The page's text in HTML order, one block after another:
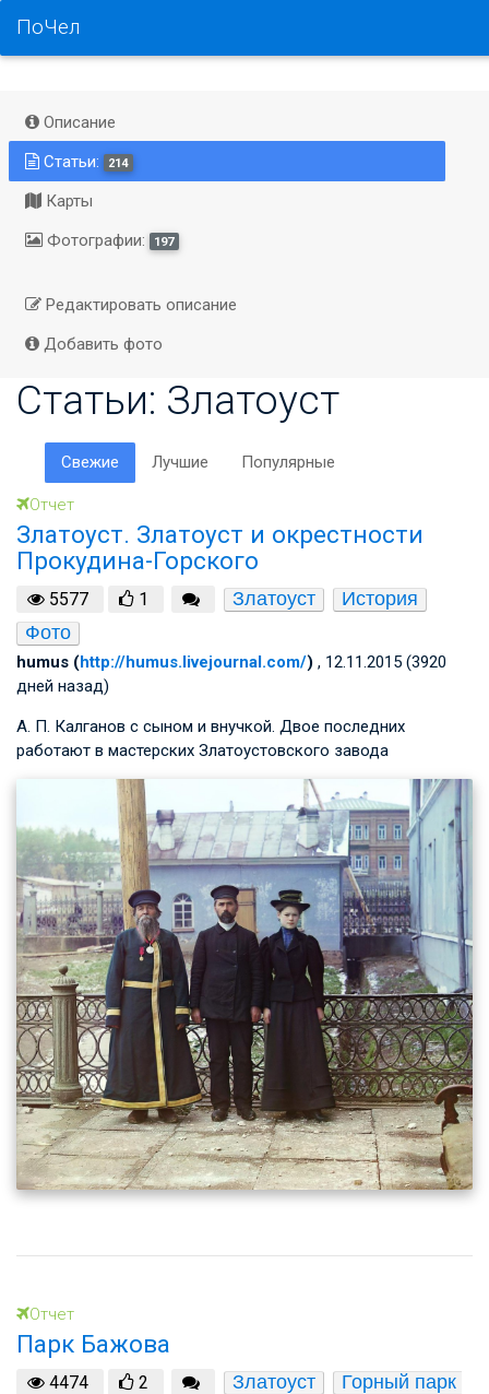
ПоЧел
Описание
Статьи:
214
Карты
Фотографии:
197
Редактировать описание
Добавить фото
Статьи: Златоуст
Свежие Лучшие Популярные
Отчет
Златоуст. Златоуст и окрестности
Прокудина-Горского
5577 1 Златоуст
История
Фото
humus (http://humus.livejournal.com/) , 12.11.2015 (3920
дней назад)
А. П. Калганов с сыном и внучкой. Двое последних
работают в мастерских Златоустовского завода
Отчет
Парк Бажова
4474 2 Златоуст
Горный парк